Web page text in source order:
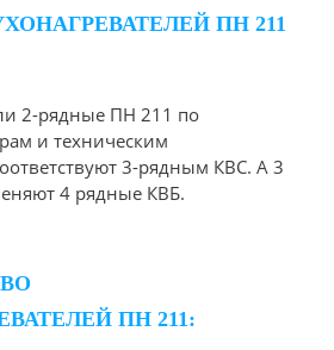
ПН 211
2-рядные ПН 211 по
и техническим
3-рядным КВС. А 3
4 рядные КВБ.
ПН 211: